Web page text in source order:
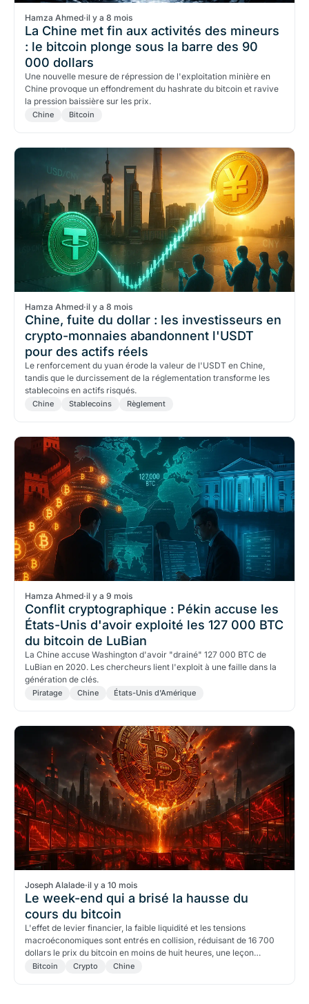
Hamza Ahmed·il y a 8 mois
La Chine met fin aux activités des mineurs
: le bitcoin plonge sous la barre des 90
000 dollars
Une nouvelle mesure de répression de l'exploitation minière en
Chine provoque un effondrement du hashrate du bitcoin et ravive
la pression baissière sur les prix.
Chine Bitcoin
Hamza Ahmed·il y a 8 mois
Chine, fuite du dollar : les investisseurs en
crypto-monnaies abandonnent l'USDT
pour des actifs réels
Le renforcement du yuan érode la valeur de l'USDT en Chine,
tandis que le durcissement de la réglementation transforme les
stablecoins en actifs risqués.
Chine Stablecoins Règlement
Hamza Ahmed·il y a 9 mois
Conflit cryptographique : Pékin accuse les
États-Unis d'avoir exploité les 127 000 BTC
du bitcoin de LuBian
La Chine accuse Washington d'avoir "drainé" 127 000 BTC de
LuBian en 2020. Les chercheurs lient l'exploit à une faille dans la
génération de clés.
Piratage Chine États-Unis d'Amérique
Joseph Alalade·il y a 10 mois
Le week-end qui a brisé la hausse du
cours du bitcoin
L'effet de levier financier, la faible liquidité et les tensions
macroéconomiques sont entrés en collision, réduisant de 16 700
dollars le prix du bitcoin en moins de huit heures, une leçon
douloureuse sur le risque et la réaction.
Bitcoin Crypto Chine